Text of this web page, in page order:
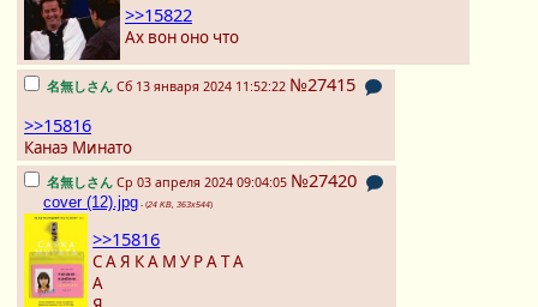
>>15822
Ах вон оно что
名無しさん Сб 13 января 2024 11:52:22 №27415
>>15816
Канаэ Минато
名無しさん Ср 03 апреля 2024 09:04:05 №27420
cover (12).jpg - (24 KB, 363x544)
>>15816
С А Я К А М У Р А Т А
А